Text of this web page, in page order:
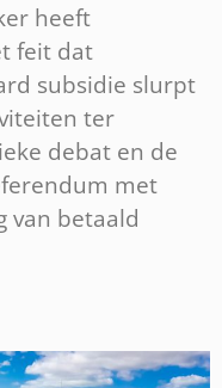
heeft
feit dat
subsidie slurpt
ter
debat en de
met
van betaald